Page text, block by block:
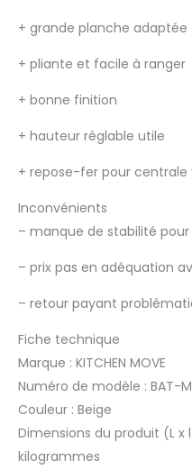
+ grande planche adaptée
+ pliante et facile à ranger
+ bonne finition
+ hauteur réglable utile
+ repose-fer pour centrale
Inconvénients
– manque de stabilité
– prix pas en adéquation
– retour payant
Fiche technique
Marque : KITCHEN MOVE
Numéro de modèle : BAT-
Couleur : Beige
Dimensions du produit (L x
kilogrammes